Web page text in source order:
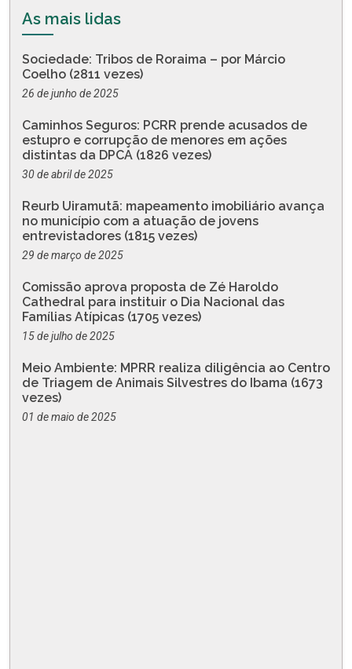
As mais lidas
Sociedade: Tribos de Roraima – por Márcio
Coelho (2811 vezes)
26 de junho de 2025
Caminhos Seguros: PCRR prende acusados de
estupro e corrupção de menores em ações
distintas da DPCA (1826 vezes)
30 de abril de 2025
Reurb Uiramutã: mapeamento imobiliário avança
no município com a atuação de jovens
entrevistadores (1815 vezes)
29 de março de 2025
Comissão aprova proposta de Zé Haroldo
Cathedral para instituir o Dia Nacional das
Famílias Atípicas (1705 vezes)
15 de julho de 2025
Meio Ambiente: MPRR realiza diligência ao Centro
de Triagem de Animais Silvestres do Ibama (1673
vezes)
01 de maio de 2025